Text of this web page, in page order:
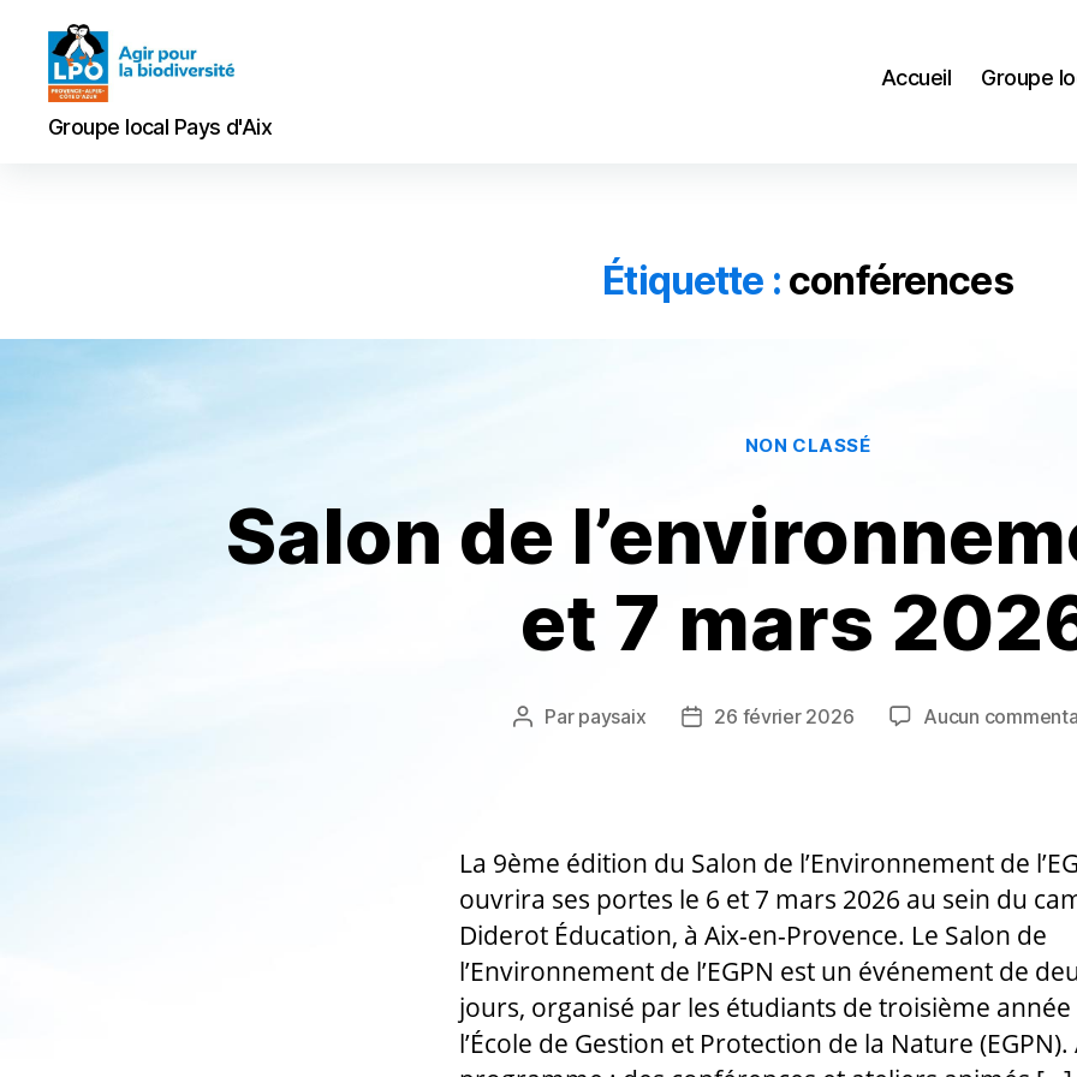
Groupe
local
Groupe local Pays d'Aix
Accueil Groupe
Étiquette : conférences
Catégories
NON CLASSÉ
Salon de
et 7 mars
Auteur
Par paysaix
Date26 février 2026 Aucun
La 9ème édition du Salon de l’Environnement de
ouvrira ses portes le 6 et 7 mars 2026 au sein du
Diderot Éducation, à Aix-en-Provence. Le Salon de
l’Environnement de l’EGPN est un événement de
jours, organisé par les étudiants de troisième année
l’École de Gestion et Protection de la Nature (EGPN).